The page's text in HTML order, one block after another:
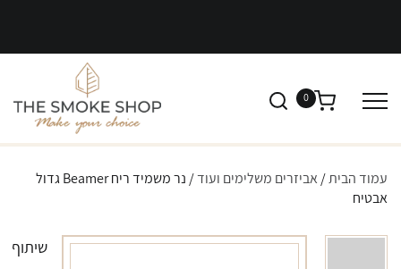
0
עמוד הבית/ אביזרים משלימים ועוד
/ נר משמיד ריח Beamer גדול
אבטיח
שיתוף